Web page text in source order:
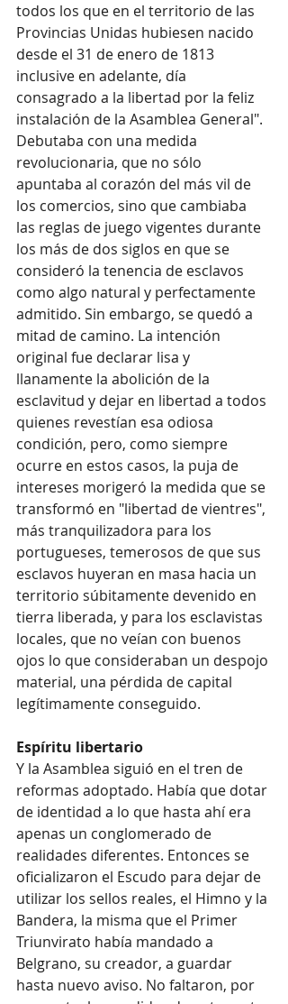
todos los que en el territorio de las
Provincias Unidas hubiesen nacido
desde el 31 de enero de 1813
inclusive en adelante, día
consagrado a la libertad por la feliz
instalación de la Asamblea General".
Debutaba con una medida
revolucionaria, que no sólo
apuntaba al corazón del más vil de
los comercios, sino que cambiaba
las reglas de juego vigentes durante
los más de dos siglos en que se
consideró la tenencia de esclavos
como algo natural y perfectamente
admitido. Sin embargo, se quedó a
mitad de camino. La intención
original fue declarar lisa y
llanamente la abolición de la
esclavitud y dejar en libertad a todos
quienes revestían esa odiosa
condición, pero, como siempre
ocurre en estos casos, la puja de
intereses morigeró la medida que se
transformó en "libertad de vientres",
más tranquilizadora para los
portugueses, temerosos de que sus
esclavos huyeran en masa hacia un
territorio súbitamente devenido en
tierra liberada, y para los esclavistas
locales, que no veían con buenos
ojos lo que consideraban un despojo
material, una pérdida de capital
legítimamente conseguido.
Espíritu libertario
Y la Asamblea siguió en el tren de
reformas adoptado. Había que dotar
de identidad a lo que hasta ahí era
apenas un conglomerado de
realidades diferentes. Entonces se
oficializaron el Escudo para dejar de
utilizar los sellos reales, el Himno y la
Bandera, la misma que el Primer
Triunvirato había mandado a
Belgrano, su creador, a guardar
hasta nuevo aviso. No faltaron, por